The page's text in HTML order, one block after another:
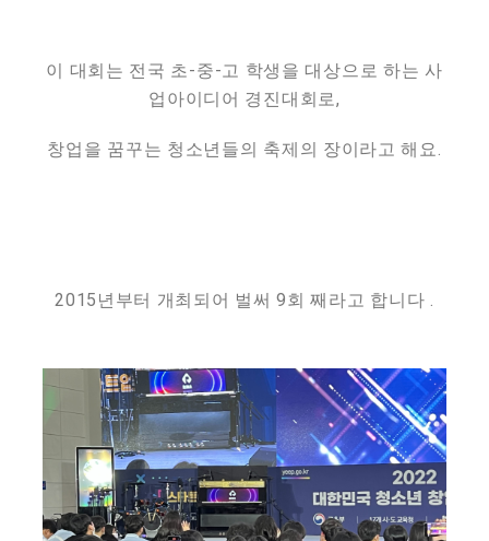
이 대회는 전국 초-중-고 학생을 대상으로 하는 사
업아이디어 경진대회로,
창업을 꿈꾸는 청소년들의 축제의 장이라고 해요.
2015년부터 개최되어 벌써 9회 째라고 합니다 .